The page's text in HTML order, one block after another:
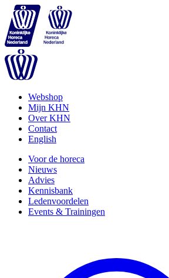
Webshop
Mijn KHN
Over KHN
Contact
English
Voor de horeca
Nieuws
Advies
Kennisbank
Ledenvoordelen
Events & Trainingen